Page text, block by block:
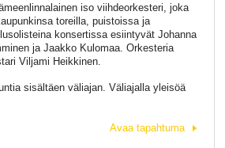
iso viihdeorkesteri, joka
toreilla, puistoissa ja
konsertissa esiintyvät Johanna
ja Jaakko Kulomaa. Orkesteria
Viljami Heikkinen.
sisältäen väliajan. Väliajalla yleisöä
Avaa tapahtuma